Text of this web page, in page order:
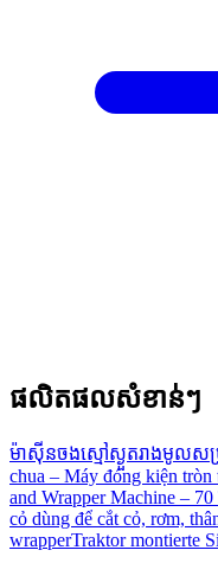
ផលិតផលសំខាន់ៗ
ម៉ាស៊ីនចងស្មៅស្ងួតរាងមូលស
chua – Máy đóng kiện
and Wrapper Machine –
cỏ dùng để cắt cỏ, rơm,
wrapperTraktor montierte